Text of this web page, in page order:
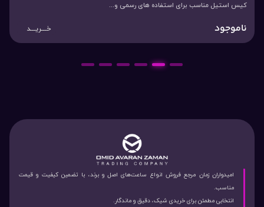
کیس استیل مناسب برای استفاده های رسمی و...
ناموجود خـــریـــد
1
2
3
4
5
امیدواران زمان مرجع فروش انواع ساعت‌های اصل و برند، با تضمین کیفیت و قیمت
مناسب.
انتخابی مطمئن برای خریدی شیک، دقیق و ماندگار.